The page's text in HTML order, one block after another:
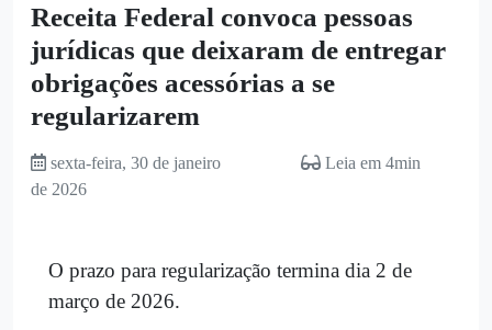
Receita Federal convoca pessoas
jurídicas que deixaram de entregar
obrigações acessórias a se
regularizarem
sexta-feira, 30 de janeiro
de 2026
Leia em 4min
O prazo para regularização termina dia 2 de
março de 2026.